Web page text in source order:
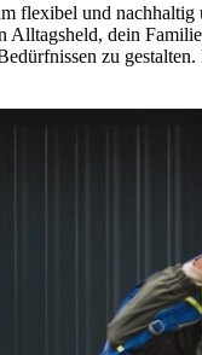
flexibel und
Alltagsheld, dein
zu gestalten.